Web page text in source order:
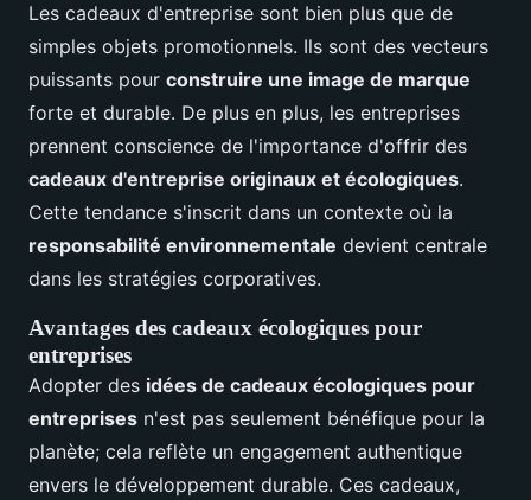
Les cadeaux d'entreprise sont bien plus que de
simples objets promotionnels. Ils sont des vecteurs
puissants pour construire une image de marque
forte et durable. De plus en plus, les entreprises
prennent conscience de l'importance d'offrir des
cadeaux d'entreprise originaux et écologiques.
Cette tendance s'inscrit dans un contexte où la
responsabilité environnementale devient centrale
dans les stratégies corporatives.
Avantages des cadeaux écologiques pour
entreprises
Adopter des idées de cadeaux écologiques pour
entreprises n'est pas seulement bénéfique pour la
planète; cela reflète un engagement authentique
envers le développement durable. Ces cadeaux,